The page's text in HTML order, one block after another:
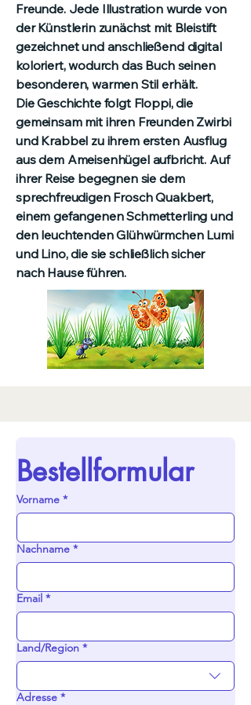
Freunde. Jede Illustration wurde von
der Künstlerin zunächst mit Bleistift
gezeichnet und anschließend digital
koloriert, wodurch das Buch seinen
besonderen, warmen Stil erhält.
Die Geschichte folgt Floppi, die
gemeinsam mit ihren Freunden Zwirbi
und Krabbel zu ihrem ersten Ausflug
aus dem Ameisenhügel aufbricht. Auf
ihrer Reise begegnen sie dem
sprechfreudigen Frosch Quakbert,
einem gefangenen Schmetterling und
den leuchtenden Glühwürmchen Lumi
und Lino, die sie schließlich sicher
nach Hause führen.
Bestellformular
Vorname *
Nachname *
Email *
Mehrzeilige Adresse
Land/Region *
Adresse *